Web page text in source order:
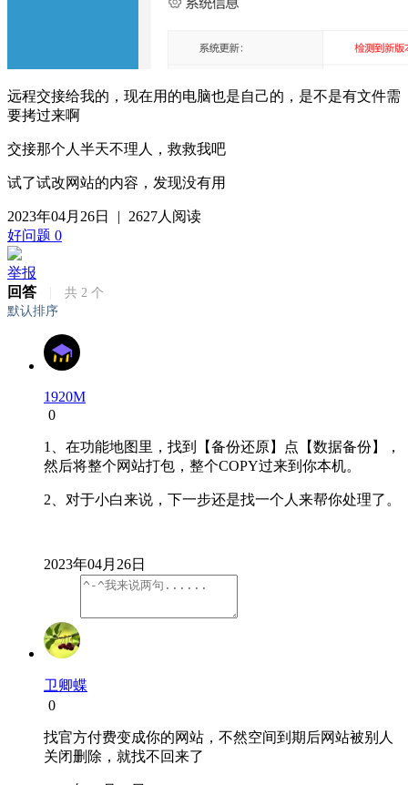
远程交接给我的，现在用的电脑也是自己的，是不是有文件需
要拷过来啊
交接那个人半天不理人，救救我吧
试了试改网站的内容，发现没有用
2023年04月26日 | 2627人阅读
好问题 0
举报
回答
共 2 个
默认排序
1920M
0
1、在功能地图里，找到【备份还原】点【数据备份】，
然后将整个网站打包，整个COPY过来到你本机。
2、对于小白来说，下一步还是找一个人来帮你处理了。
2023年04月26日
卫卿蝶
0
找官方付费变成你的网站，不然空间到期后网站被别人
关闭删除，就找不回来了